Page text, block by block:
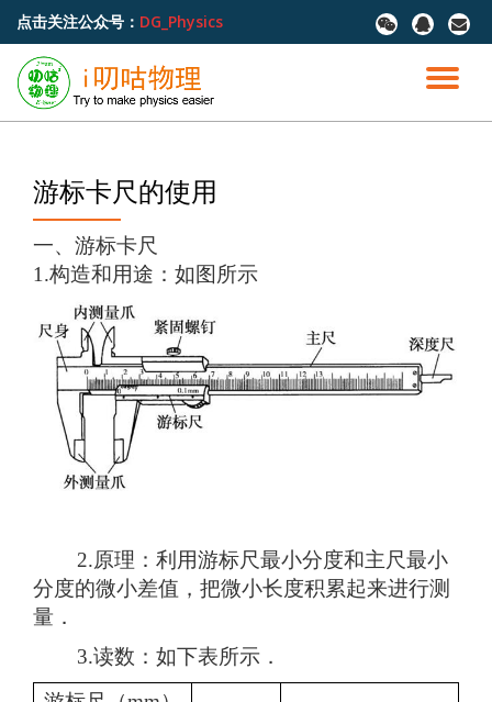
容
点击关注公众号： DG_Physics
fa-
wechat
fa-
qq
fa-
切
游标卡尺的使用
一、游标卡尺
1.构造和用途：如图所示
2.原理：利用游标尺最小分度和主尺最小
分度的微小差值，把微小长度积累起来进行测
量．
3.读数：如下表所示．